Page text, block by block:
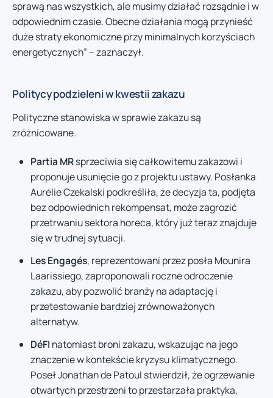
sprawą nas wszystkich, ale musimy działać rozsądnie i w
odpowiednim czasie. Obecne działania mogą przynieść
duże straty ekonomiczne przy minimalnych korzyściach
energetycznych” – zaznaczył.
Politycy podzieleni w kwestii zakazu
Polityczne stanowiska w sprawie zakazu są
zróżnicowane.
Partia MRsprzeciwia się całkowitemu zakazowi i
proponuje usunięcie go z projektu ustawy. Posłanka
Aurélie Czekalski podkreśliła, że decyzja ta, podjęta
bez odpowiednich rekompensat, może zagrozić
przetrwaniu sektora horeca, który już teraz znajduje
się w trudnej sytuacji.
Les Engagés, reprezentowani przez posła Mounira
Laarissiego, zaproponowali roczne odroczenie
zakazu, aby pozwolić branży na adaptację i
przetestowanie bardziej zrównoważonych
alternatyw.
DéFI natomiast broni zakazu, wskazując na jego
znaczenie w kontekście kryzysu klimatycznego.
Poseł Jonathan de Patoul stwierdził, że ogrzewanie
otwartych przestrzeni to przestarzała praktyka,